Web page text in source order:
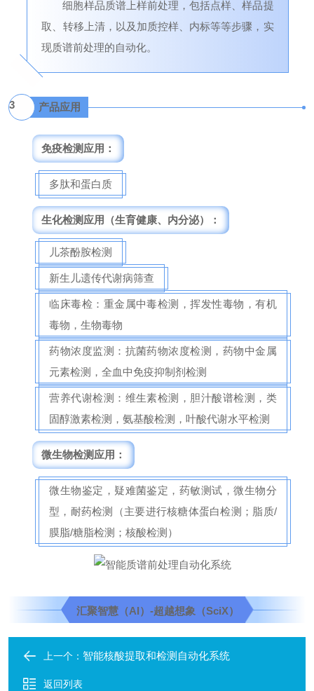
细胞样品质谱上样前处理，包括点样、样品提
取、转移上清，以及加质控样、内标等等步骤，实
现质谱前处理的自动化。
3 产品应用
免疫检测应用：
多肽和蛋白质
生化检测应用（生育健康、内分泌）：
儿茶酚胺检测
新生儿遗传代谢病筛查
临床毒检：重金属中毒检测，挥发性毒物，有机
毒物，生物毒物
药物浓度监测：抗菌药物浓度检测，药物中金属
元素检测，全血中免疫抑制剂检测
营养代谢检测：维生素检测，胆汁酸谱检测，类
固醇激素检测，氨基酸检测，叶酸代谢水平检测
微生物检测应用：
微生物鉴定，疑难菌鉴定，药敏测试，微生物分
型，耐药检测（主要进行核糖体蛋白检测；脂质/
膜脂/糖脂检测；核酸检测）
汇聚智慧（AI）-超越想象（SciX）
上一个： 智能核酸提取和检测自动化系统
返回列表